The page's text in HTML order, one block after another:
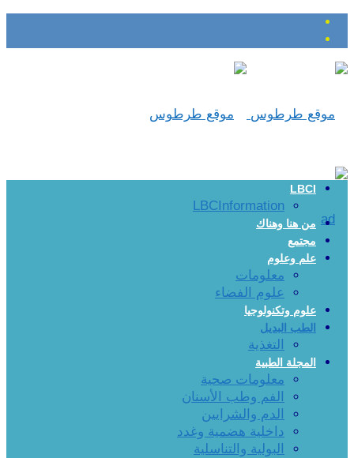
LBCI
LBCInformation
من هنا وهناك
مجتمع
علم وعلوم
معلومات
علوم الفضاء
علوم وتكنولوجيا
الطب البديل
التغذية
المجلة الطبية
معلومات صحية
الفم وطب الأسنان
الدم والشرايين
داخلية هضمية وغدد
البولية والتناسلية